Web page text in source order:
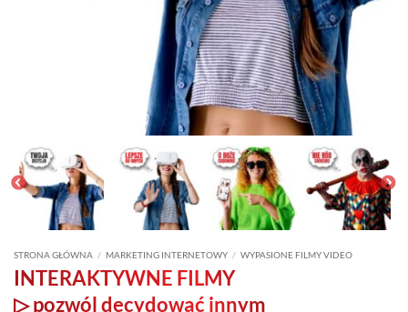
STRONA GŁÓWNA / MARKETING INTERNETOWY / WYPASIONE FILMY VIDEO
INTERAKTYWNE FILMY
▷ pozwól decydować innym